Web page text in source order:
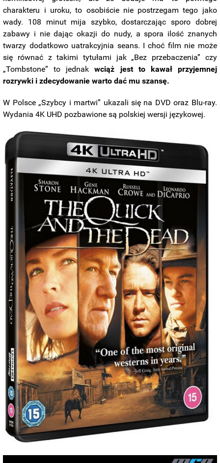
charakteru i uroku, to osobiście nie postrzegam tego jako
wady. 108 minut mija szybko, dostarczając sporo dobrej
zabawy i nie dając okazji do nudy, a spora ilość znanych
twarzy dodatkowo uatrakcyjnia seans. I choć film nie może
się równać z takimi tytułami jak „Bez przebaczenia” czy
„Tombstone” to jednakwciąż jest to kawał przyjemnej
rozrywki i zdecydowanie warto dać mu szansę.
W Polsce „Szybcy i martwi” ukazali się na DVD oraz Blu-ray.
Wydania 4K UHD pozbawione są polskiej wersji językowej.